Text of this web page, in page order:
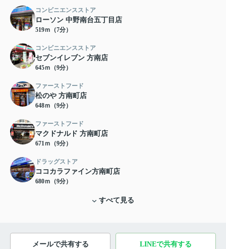
コンビニエンスストア
ローソン 中野南台五丁目店
519ｍ（7分）
コンビニエンスストア
セブンイレブン 方南店
645ｍ（9分）
ファーストフード
松のや 方南町店
648ｍ（9分）
ファーストフード
マクドナルド 方南町店
671ｍ（9分）
ドラッグストア
ココカラファイン方南町店
680ｍ（9分）
すべて見る
メールで共有する LINEで共有する